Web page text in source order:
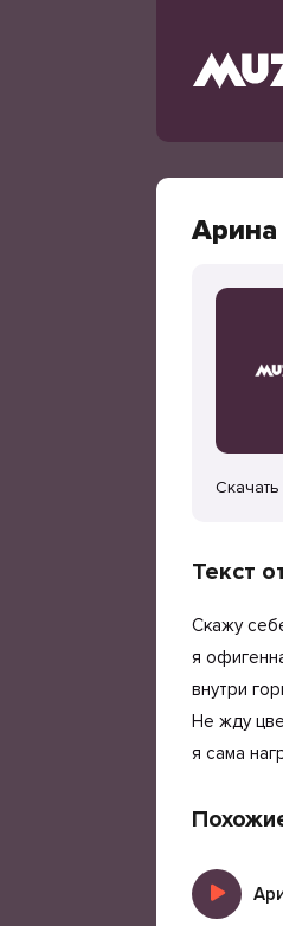
Текст
Скажу
я
внутри
Не жду
я сама